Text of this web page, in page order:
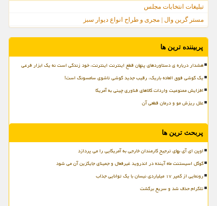
تبلیغات انتخابات مجلس
مستر گرین وال | مجری و طراح انواع دیوار سبز
پربیننده ترین ها
هشدار درباره ی دستاوردهای پنهان قطع اینترنت اینترنت، خود زندگی است نه یک ابزار فرعی
یک گوشی فوق العاده باریک، رقیب جدید گوشی تاشوی سامسونگ است!
افزایش ممنوعیت واردات کالاهای فناوری چینی به آمریکا
علل ریزش مو و درمان قطعی آن
پربحث ترین ها
اوپن ای آی بهای ترجیح کارمندان خارجی به آمریکایی را می پردازد
گوگل اسیستنت ماه آینده در اندروید غیرفعال و جمینای جایگزین آن می شود
رونمایی از کمپر ۱۷ میلیاردی نیسان با یک توانایی جذاب
تلگرام حذف شد و سریع برگشت